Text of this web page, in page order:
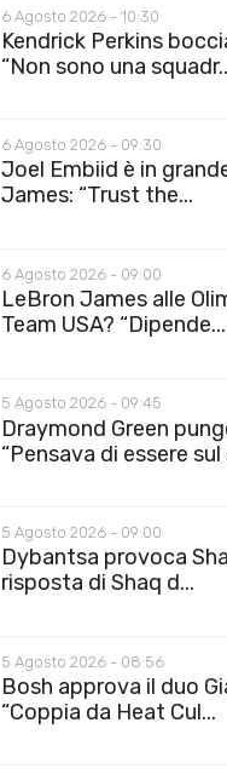
6 Agosto 2026 - 10:30
Kendrick Perkins
“Non sono una
6 Agosto 2026 - 09:30
Joel Embiid è in
James: “Trust the...
6 Agosto 2026 - 09:00
LeBron James alle
Team USA? “Dipende...
5 Agosto 2026 - 09:45
Draymond Green
“Pensava di essere sul
5 Agosto 2026 - 09:00
Dybantsa provoca
risposta di Shaq d...
5 Agosto 2026 - 08:56
Bosh approva il duo
“Coppia da Heat Cul...